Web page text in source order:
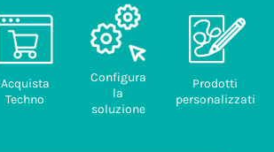
Acquista
Techno
Configura
la
soluzione
Prodotti
personalizzati